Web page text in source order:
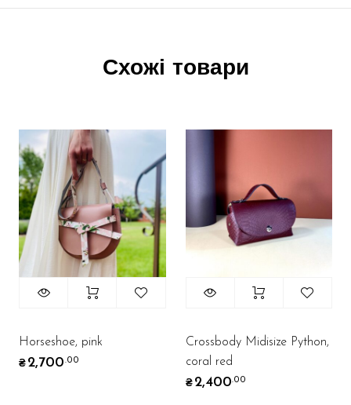
Схожі товари
Horseshoe, pink
₴ 2,700.00
Crossbody Midisize Python,
coral red
₴ 2,400.00